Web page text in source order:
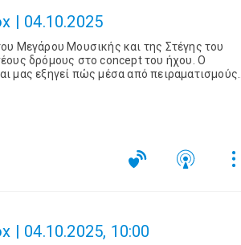
| 04.10.2025
Μεγάρου Μουσικής και της Στέγης του
δρόμους στο concept του ήχου. O
μας εξηγεί πώς μέσα από πειραματισμούς
ηχοτοπία.
| 04.10.2025, 10:00